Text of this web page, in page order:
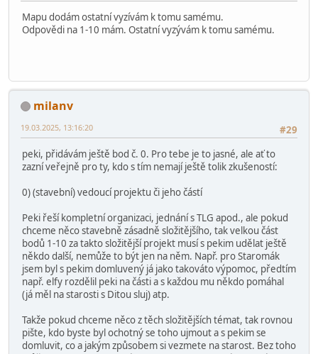
Mapu dodám ostatní vyzívám k tomu samému.
Odpovědi na 1-10 mám. Ostatní vyzývám k tomu samému.
milanv
#29
19.03.2025, 13:16:20
peki, přidávám ještě bod č. 0. Pro tebe je to jasné, ale ať to
zazní veřejně pro ty, kdo s tím nemají ještě tolik zkušeností:
0) (stavební) vedoucí projektu či jeho částí
Peki řeší kompletní organizaci, jednání s TLG apod., ale pokud
chceme něco stavebně zásadně složitějšího, tak velkou část
bodů 1-10 za takto složitější projekt musí s pekim udělat ještě
někdo další, nemůže to být jen na něm. Např. pro Staromák
jsem byl s pekim domluvený já jako takováto výpomoc, předtím
např. elfy rozdělil peki na části a s každou mu někdo pomáhal
(já měl na starosti s Ditou sluj) atp.
Takže pokud chceme něco z těch složitějších témat, tak rovnou
pište, kdo byste byl ochotný se toho ujmout a s pekim se
domluvit, co a jakým způsobem si vezmete na starost. Bez toho